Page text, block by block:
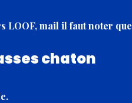
LOOF, mail il faut noter
chaton